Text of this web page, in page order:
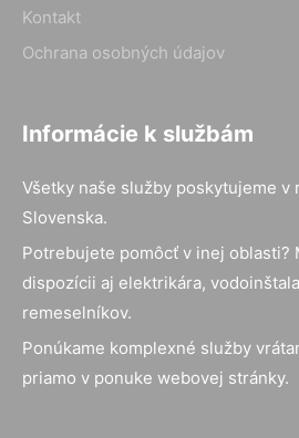
Kontakt
Ochrana osobných údajov
Informácie k službám
Všetky naše služby poskytujeme v
Slovenska.
Potrebujete pomôcť v inej oblasti?
dispozícii aj elektrikára,
remeselníkov.
Ponúkame komplexné služby
priamo v ponuke webovej stránky.